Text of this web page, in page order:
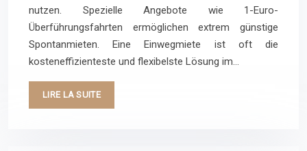
nutzen. Spezielle Angebote wie 1-Euro-
Überführungsfahrten ermöglichen extrem günstige
Spontanmieten. Eine Einwegmiete ist oft die
kosteneffizienteste und flexibelste Lösung im…
LIRE LA SUITE